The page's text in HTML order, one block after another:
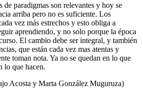
de paradigmas son relevantes y hoy se
arriba pero no es suficiente. Los
vez más estrechos y esto obliga a
aprendiendo, y no solo porque la época
El cambio debe ser integral, y también
que están cada vez mas atentas y
toman nota. Ya no se quedan en lo que
lo que hacen.
Acosta y Marta González Muguruza)